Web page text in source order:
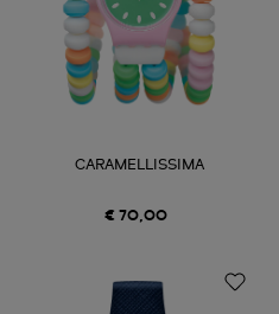
CARAMELLISSIMA
€ 70,00